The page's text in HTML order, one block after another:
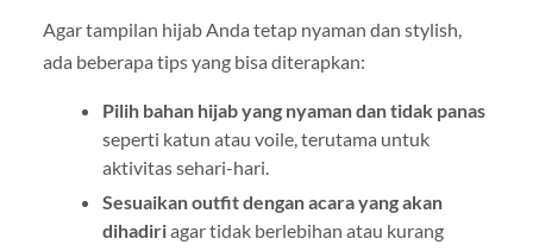
Agar tampilan hijab Anda tetap nyaman dan stylish,
ada beberapa tips yang bisa diterapkan:
Pilih bahan hijab yang nyaman dan tidak panas
seperti katun atau voile, terutama untuk
aktivitas sehari-hari.
Sesuaikan outfit dengan acara yang akan
dihadiriagar tidak berlebihan atau kurang